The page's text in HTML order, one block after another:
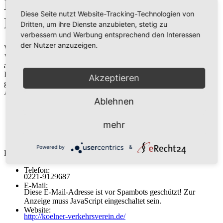
Lebens e.V. c/o Haus des
Kölner Handwerks
Willkommen! Willkommen auf der Website des Kölner
Verkehrsverein. Der Kölner Verkehrsverein wurde 1963 als breit
angelegte und überparteiliche Initiative von Bürgern, die sich mit
Ihrer Stadt identifizieren und sie noch attraktiver gestalten wollen,
gegründet.
Adresse:
Kontakt:
Telefon:
0221-9129687
E-Mail:
Diese E-Mail-Adresse ist vor Spambots geschützt! Zur
Anzeige muss JavaScript eingeschaltet sein.
Website:
http://koelner-verkehrsverein.de/
Diese Seite nutzt Website-Tracking-Technologien von
Dritten, um ihre Dienste anzubieten, stetig zu
verbessern und Werbung entsprechend den Interessen
der Nutzer anzuzeigen.
Akzeptieren
Ablehnen
mehr
Powered by &